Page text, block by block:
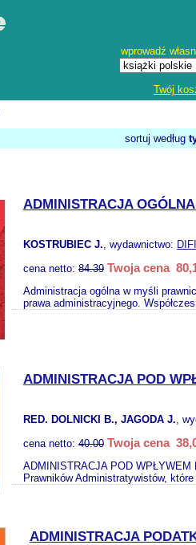
wprowadź
Twój
sortuj według
ADMINISTRACJA
KOSTRUBIEC J., wydawnictwo:
cena netto: 84.39 Twoja cena
Administracja ogólna w myśli
prawa administracyjnego.
ADMINISTRACJA POD
RED. DOLNICKI B., JAGODA J.,
cena netto: 40.00 Twoja cena
ADMINISTRACJA POD
Prawników Administratywistów,
ADMINISTRACJA